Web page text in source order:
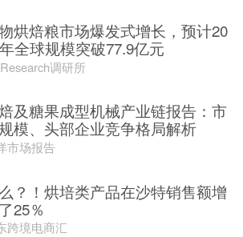
烘焙粮市场爆发式增长，预计20
全球规模突破77.9亿元
调研所
及糖果成型机械产业链报告：市
模、头部企业竞争格局解析
市场报告
？！烘培类产品在沙特销售额增
25％
跨境电商汇